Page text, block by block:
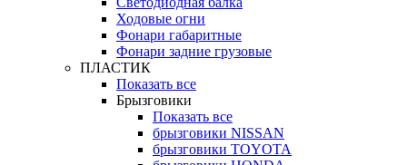
Ходовые огни
Фонари габаритные
Фонари задние грузовые
ПЛАСТИК
Показать все
Брызговики
Показать все
брызговики NISSAN
брызговики TOYOTA